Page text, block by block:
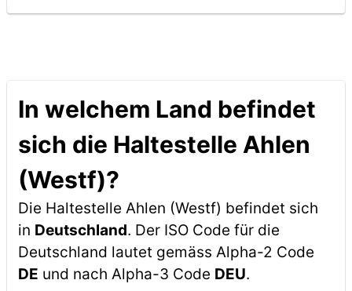
In welchem Land befindet
sich die Haltestelle Ahlen
(Westf)?
Die Haltestelle Ahlen (Westf) befindet sich
in Deutschland. Der ISO Code für die
Deutschland lautet gemäss Alpha-2 Code
DE und nach Alpha-3 Code DEU.